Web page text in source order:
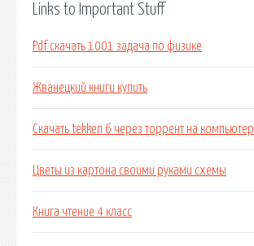
Links to Important Stuff
Pdf скачать 1001 задача по физике
Жванецкий книги купить
Скачать tekken 6 через торрент на компьютер
Цветы из картона своими руками схемы
Книга чтение 4 класс